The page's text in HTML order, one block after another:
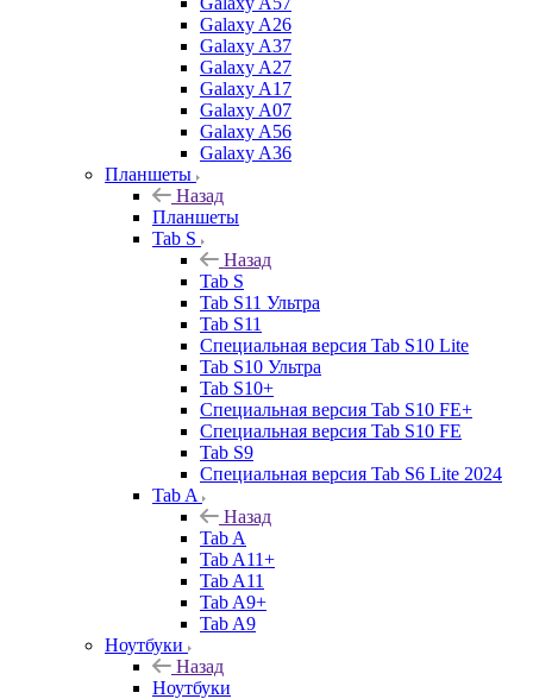
Galaxy A26
Galaxy A37
Galaxy A27
Galaxy A17
Galaxy A07
Galaxy A56
Galaxy A36
Планшеты
Назад
Планшеты
Tab S
Назад
Tab S
Tab S11 Ультра
Tab S11
Специальная версия Tab S10 Lite
Tab S10 Ультра
Tab S10+
Специальная версия Tab S10 FE+
Специальная версия Tab S10 FE
Tab S9
Специальная версия Tab S6 Lite 2024
Tab A
Назад
Tab A
Tab A11+
Tab A11
Tab A9+
Tab A9
Ноутбуки
Назад
Ноутбуки